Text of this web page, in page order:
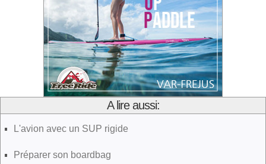
A lire aussi:
L'avion avec un SUP rigide
Préparer son boardbag